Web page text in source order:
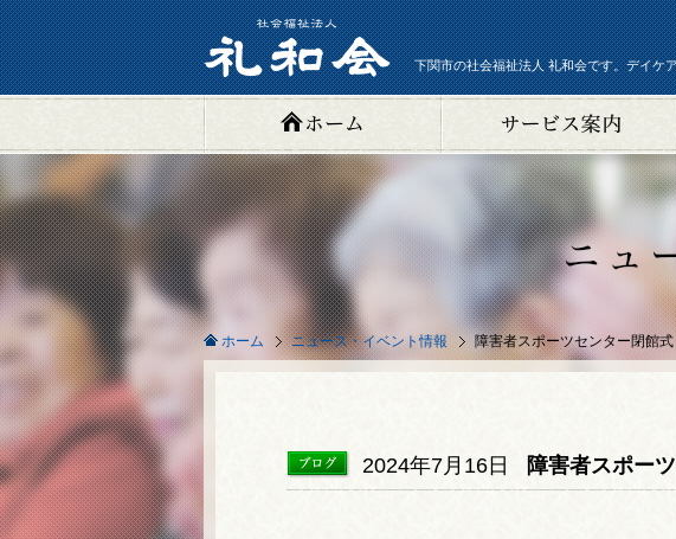
下関市の社会福祉法人 礼和会です。デイケ
ホーム ニュース・イベント情報 障害者スポーツセンター閉館式
2024年7月16日 障害者スポー